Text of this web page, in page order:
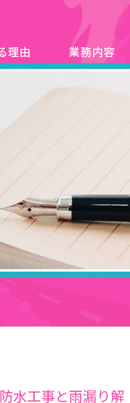
水工事と雨漏り解